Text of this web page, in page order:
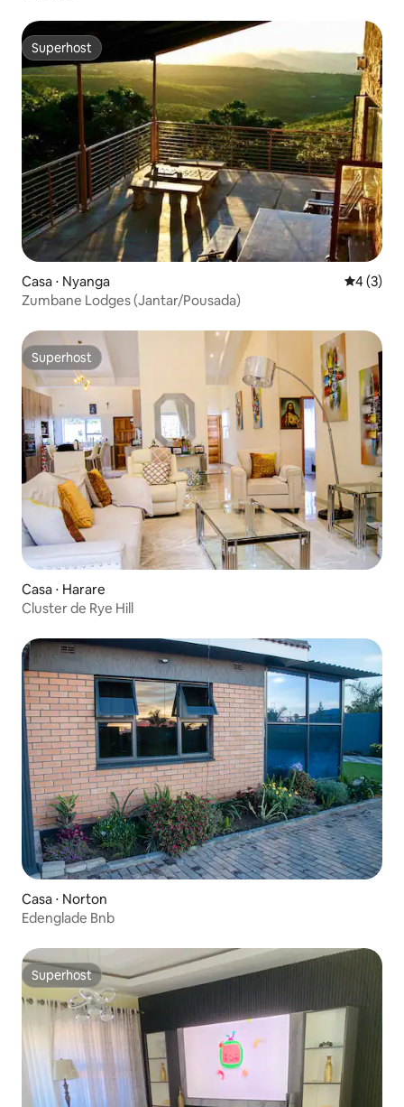
Superhost
Superhost
Casa ⋅ Nyanga 4 de
4 (3)
Zumbane Lodges (Jantar/Pousada)
Superhost
Superhost
Casa ⋅ Harare
Cluster de Rye Hill
Casa ⋅ Norton
Edenglade Bnb
Superhost
Superhost